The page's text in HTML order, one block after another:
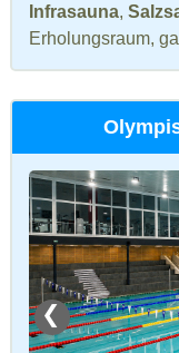
Infrasauna,
Erholungsraum,
❮